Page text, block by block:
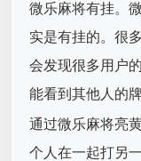
微乐麻将有挂。
实是有挂的。很
会发现很多用户
能看到其他人的牌
通过微乐麻将亮
个人在一起打另